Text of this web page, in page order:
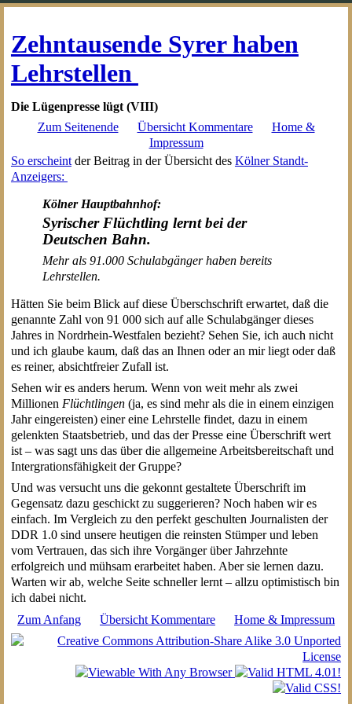
Zehntausende Syrer haben
Lehrstellen
Die Lügenpresse lügt (VIII)
Zum Seitenende
Übersicht Kommentare
Home &
Impressum
So erscheintder Beitrag in der Übersicht des Kölner Standt-
Anzeigers:
Kölner Hauptbahnhof:
Syrischer Flüchtling lernt bei der
Deutschen Bahn.
Mehr als 91.000 Schulabgänger haben bereits
Lehrstellen.
Hätten Sie beim Blick auf diese Überschschrift erwartet, daß die
genannte Zahl von 91 000 sich auf alle Schulabgänger dieses
Jahres in Nordrhein-Westfalen bezieht? Sehen Sie, ich auch nicht
und ich glaube kaum, daß das an Ihnen oder an mir liegt oder daß
es reiner, absichtfreier Zufall ist.
Sehen wir es anders herum. Wenn von weit mehr als zwei
Millionen Flüchtlingen(ja, es sind mehr als die in einem einzigen
Jahr eingereisten) einer eine Lehrstelle findet, dazu in einem
gelenkten Staatsbetrieb, und das der Presse eine Überschrift wert
ist – was sagt uns das über die allgemeine Arbeitsbereitschaft und
Intergrationsfähigkeit der Gruppe?
Und was versucht uns die gekonnt gestaltete Überschrift im
Gegensatz dazu geschickt zu suggerieren? Noch haben wir es
einfach. Im Vergleich zu den perfekt geschulten Journalisten der
DDR 1.0 sind unsere heutigen die reinsten Stümper und leben
vom Vertrauen, das sich ihre Vorgänger über Jahrzehnte
erfolgreich und mühsam erarbeitet haben. Aber sie lernen dazu.
Warten wir ab, welche Seite schneller lernt – allzu optimistisch bin
ich dabei nicht.
Zum Anfang
Übersicht Kommentare Home & Impressum